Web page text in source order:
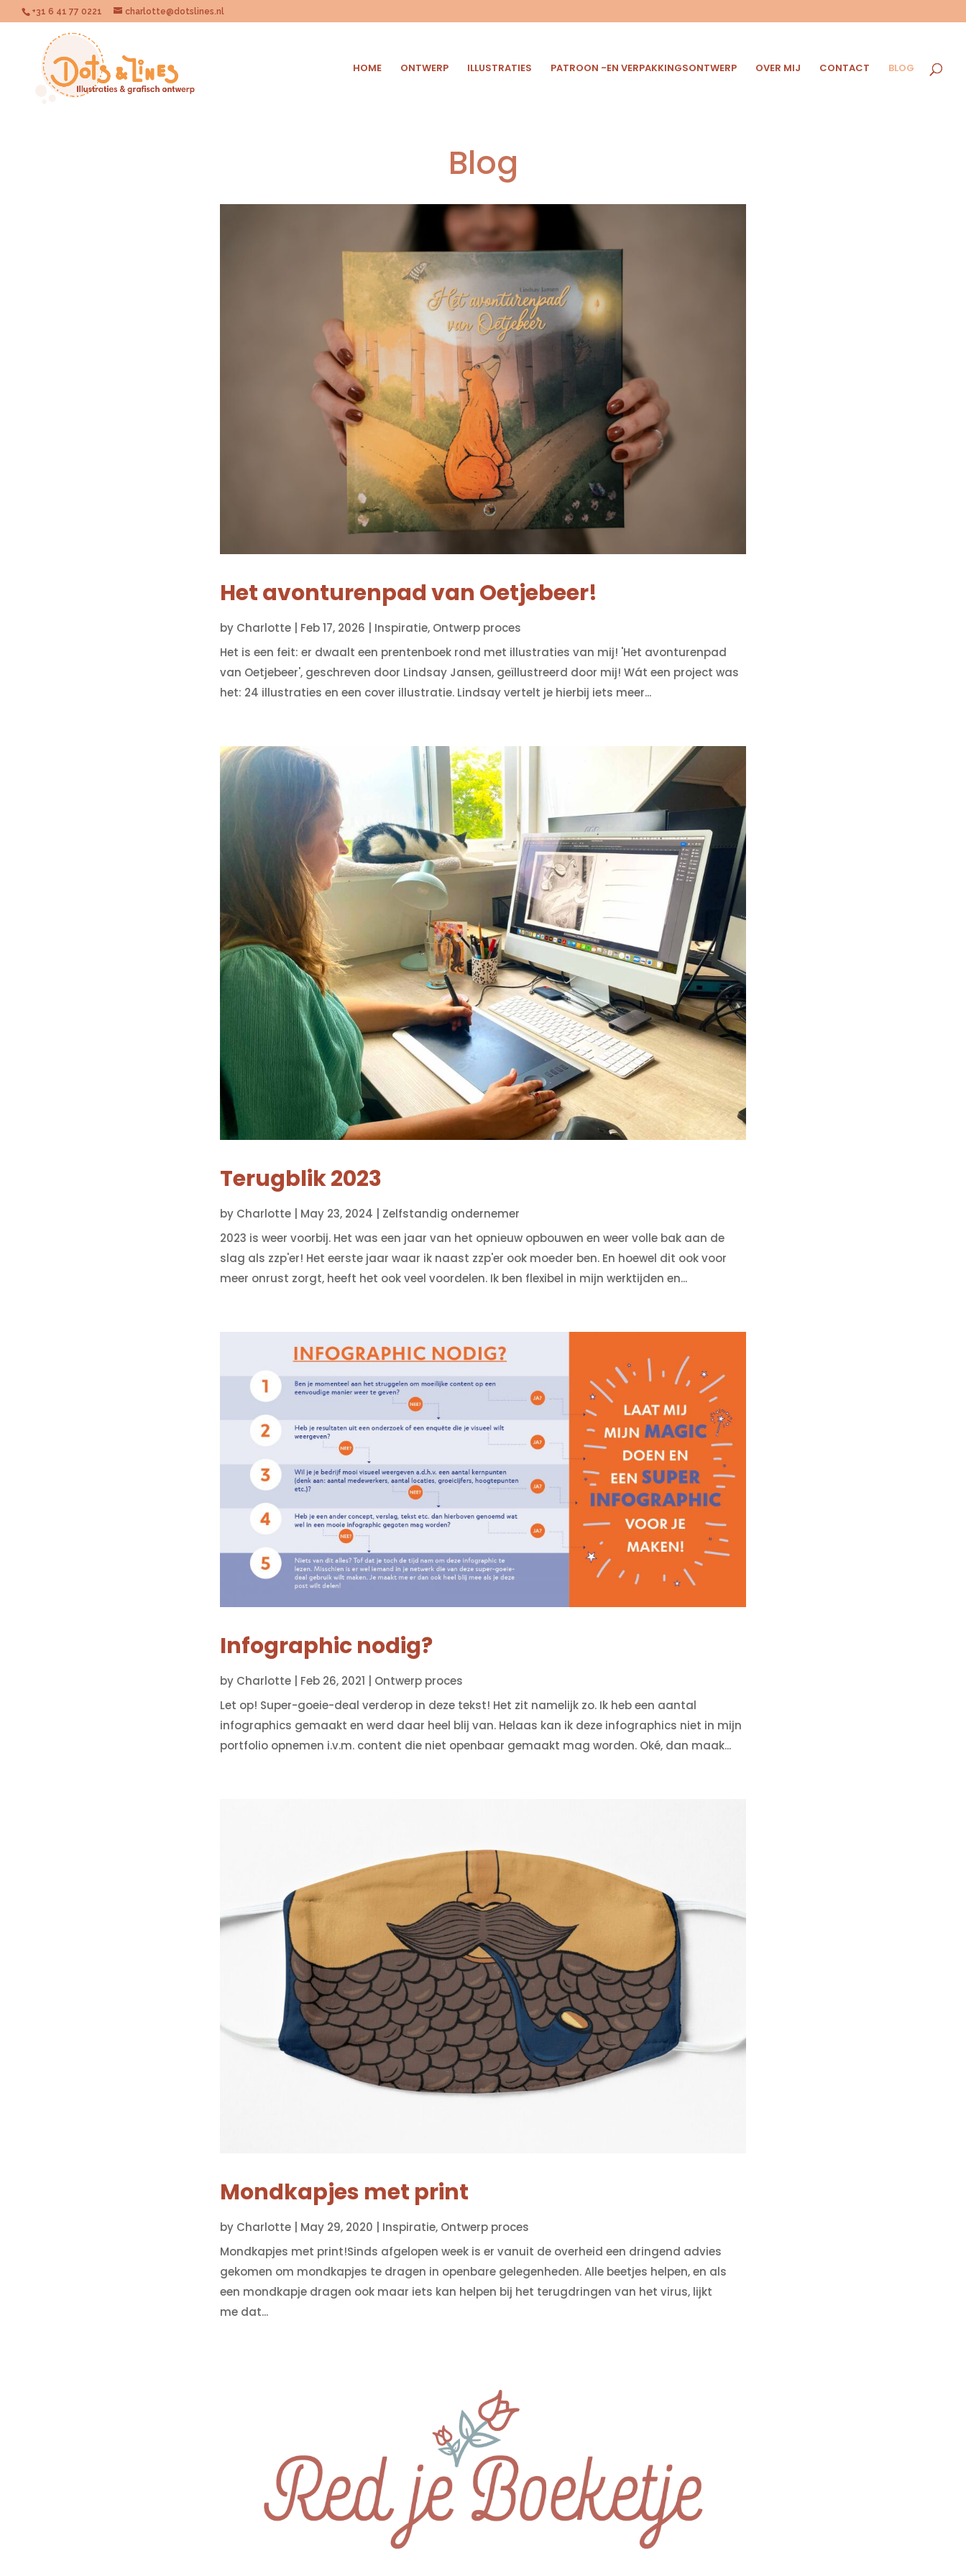
+31 6 41 77 0221 charlotte@dotslines.nl
HOME ONTWERP ILLUSTRATIES PATROON -EN VERPAKKINGSONTWERP OVER MIJ CONTACT BLOG
Blog
Het avonturenpad van Oetjebeer!
by Charlotte Feb 17, 2026 Inspiratie, Ontwerp proces
Het is een feit: er dwaalt een prentenboek rond met illustraties van mij! 'Het avonturenpad
van Oetjebeer', geschreven door Lindsay Jansen, geïllustreerd door mij! Wát een project was
het: 24 illustraties en een cover illustratie. Lindsay vertelt je hierbij iets meer...
Terugblik 2023
by Charlotte May 23, 2024
Zelfstandig ondernemer
2023 is weer voorbij. Het was een jaar van het opnieuw opbouwen en weer volle bak aan de
slag als zzp'er! Het eerste jaar waar ik naast zzp'er ook moeder ben. En hoewel dit ook voor
meer onrust zorgt, heeft het ook veel voordelen. Ik ben flexibel in mijn werktijden en...
Infographic nodig?
by Charlotte Feb 26, 2021
Ontwerp proces
Let op! Super-goeie-deal verderop in deze tekst! Het zit namelijk zo. Ik heb een aantal
infographics gemaakt en werd daar heel blij van. Helaas kan ik deze infographics niet in mijn
portfolio opnemen i.v.m. content die niet openbaar gemaakt mag worden. Oké, dan maak...
Mondkapjes met print
by Charlotte May 29, 2020 Inspiratie, Ontwerp proces
Mondkapjes met print!Sinds afgelopen week is er vanuit de overheid een dringend advies
gekomen om mondkapjes te dragen in openbare gelegenheden. Alle beetjes helpen, en als
een mondkapje dragen ook maar iets kan helpen bij het terugdringen van het virus, lijkt
me dat...